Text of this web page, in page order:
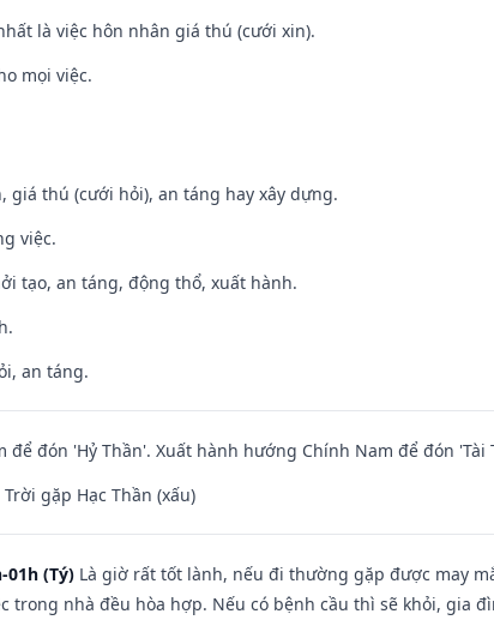
là việc hôn nhân giá thú (cưới xin).
mọi việc.
giá thú (cưới hỏi), an táng hay xây dựng.
việc.
tạo, an táng, động thổ, xuất hành.
an táng.
đón 'Hỷ Thần'. Xuất hành hướng Chính Nam để đón 'Tài
gặp Hạc Thần (xấu)
01h (Tý) Là giờ rất tốt lành, nếu đi thường gặp được may
trong nhà đều hòa hợp. Nếu có bệnh cầu thì sẽ khỏi, gia